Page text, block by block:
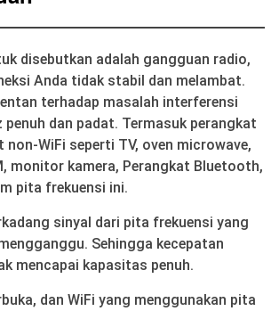
disebutkan adalah gangguan radio,
Anda tidak stabil dan melambat.
terhadap masalah interferensi
penuh dan padat. Termasuk perangkat
non-WiFi seperti TV, oven microwave,
monitor kamera, Perangkat Bluetooth,
pita frekuensi ini.
sinyal dari pita frekuensi yang
Sehingga kecepatan
mencapai kapasitas penuh.
dan WiFi yang menggunakan pita